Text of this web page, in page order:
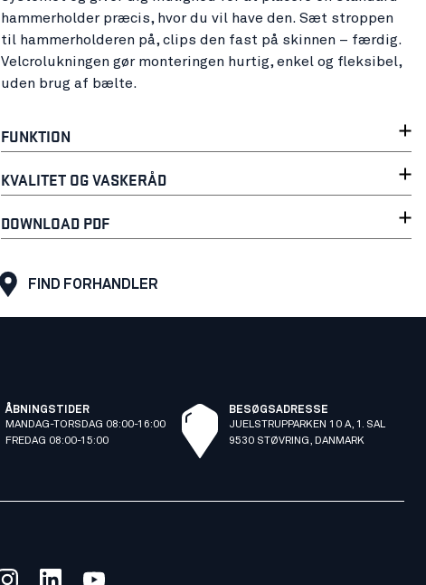
hammerholder præcis, hvor du vil have den. Sæt stroppen
til hammerholderen på, clips den fast på skinnen – færdig.
Velcrolukningen gør monteringen hurtig, enkel og fleksibel,
uden brug af bælte.
FUNKTION
KVALITET OG VASKERÅD
DOWNLOAD PDF
FIND FORHANDLER
ÅBNINGSTIDER
MANDAG-TORSDAG 08:00-16:00
FREDAG 08:00-15:00
BESØGSADRESSE
JUELSTRUPPARKEN 10 A, 1. SAL
9530 STØVRING, DANMARK